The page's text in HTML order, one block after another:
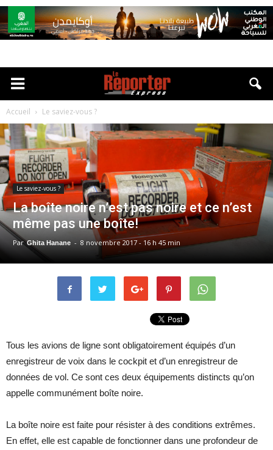
Accueil Le saviez-vous ?
Le saviez-vous ?
La boîte noire n’est pas noire et ce n’est
même pas une boîte!
Par Ghita Hanane - 8 novembre 2017 - 16 h 45 min
Tous les avions de ligne sont obligatoirement équipés d’un
enregistreur de voix dans le cockpit et d’un enregistreur de
données de vol. Ce sont ces deux équipements distincts qu’on
appelle communément boîte noire.
La boîte noire est faite pour résister à des conditions extrêmes.
En effet, elle est capable de fonctionner dans une profondeur de